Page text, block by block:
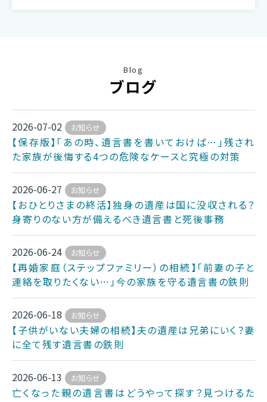
Blog
ブログ
2026-07-02 お知らせ
【保存版】「あの時、遺言書を書いておけば…」残され
た家族が後悔する4つの危険なケースと究極の対策
2026-06-27 お知らせ
【おひとりさまの終活】独身の遺産は国に没収される？
身寄りのない方が備えるべき遺言書と死後事務
2026-06-24 お知らせ
【再婚家庭（ステップファミリー）の相続】「前妻の子と
連絡を取りたくない…」今の家族を守る遺言書の鉄則
2026-06-18 お知らせ
【子供がいない夫婦の相続】夫の遺産は兄弟にいく？妻
に全て残す遺言書の鉄則
2026-06-13 お知らせ
亡くなった親の遺言書はどうやって探す？見つけるた